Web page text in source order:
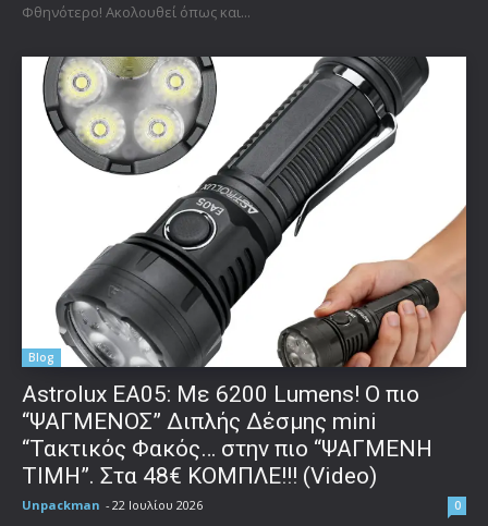
Φθηνότερο! Ακολουθεί όπως και...
Blog
Astrolux ΕΑ05: Με 6200 Lumens! Ο πιο
“ΨΑΓΜΕΝΟΣ” Διπλής Δέσμης mini
“Τακτικός Φακός… στην πιο “ΨΑΓΜΕΝΗ
ΤΙΜΗ”. Στα 48€ ΚΟΜΠΛΕ!!! (Video)
Unpackman - 22 Ιουλίου 2026 0